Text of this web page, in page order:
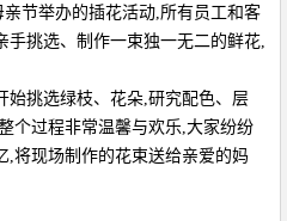
节举办的插花活动,所有员工和客
手挑选、制作一束独一无二的鲜花,
始挑选绿枝、花朵,研究配色、层
个过程非常温馨与欢乐,大家纷纷
,将现场制作的花束送给亲爱的妈